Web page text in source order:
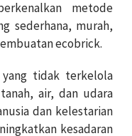
metode
sederhana, murah,
ecobrick.
yang tidak terkelola
air, dan udara
dan kelestarian
kesadaran